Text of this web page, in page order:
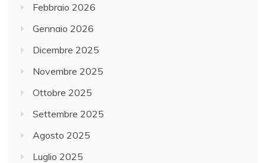
Febbraio 2026
Gennaio 2026
Dicembre 2025
Novembre 2025
Ottobre 2025
Settembre 2025
Agosto 2025
Luglio 2025